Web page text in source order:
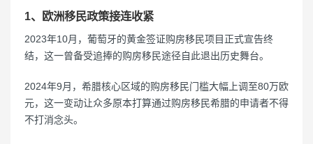
1、欧洲移民政策接连收紧
2023年10月，葡萄牙的黄金签证购房移民项目正式宣告终
结，这一曾备受追捧的购房移民途径自此退出历史舞台。
2024年9月，希腊核心区域的购房移民门槛大幅上调至80万欧
元，这一变动让众多原本打算通过购房移民希腊的申请者不得
不打消念头。